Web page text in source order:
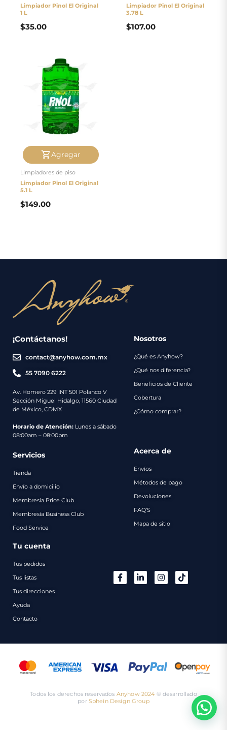
Limpiador Pinol El Original
1 L
$35.00
Limpiador Pinol El Original
3.78 L
$107.00
Agregar
Limpiadores de piso
Limpiador Pinol El Original
5.1 L
$149.00
¡Contáctanos!
contact@anyhow.com.mx
55 7090 6222
Av. Homero 229 INT 501 Polanco V
Sección Miguel Hidalgo, 11560 Ciudad
de México, CDMX
Horario de Atención: Lunes a sábado
08:00am – 08:00pm
Nosotros
¿Qué es Anyhow?
¿Qué nos diferencia?
Beneficios de Cliente
Cobertura
¿Cómo comprar?
Servicios
Tienda
Envío a domicilio
Membresía Price Club
Membresía Business Club
Food Service
Acerca de
Envíos
Métodos de pago
Devoluciones
FAQ’S
Mapa de sitio
Tu cuenta
Tus pedidos
Tus listas
Tus direcciones
Ayuda
Contacto
Todos los derechos reservados Anyhow 2024 ©️ desarrollado
por Sphein Design Group